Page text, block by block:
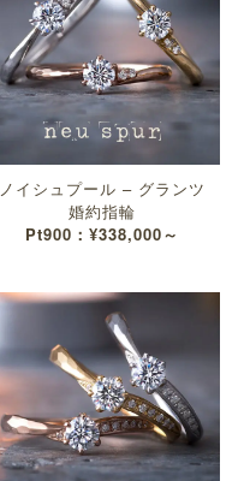
ノイシュプール – グランツ
婚約指輪
Pt900：¥338,000～